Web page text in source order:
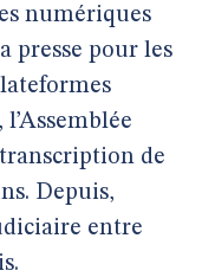
numériques
presse pour les
de
Depuis,
entre